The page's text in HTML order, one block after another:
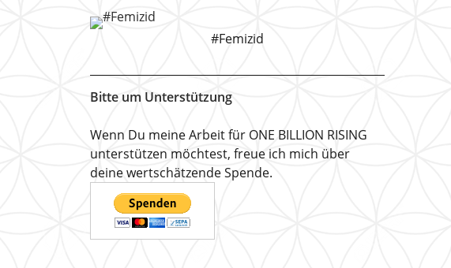
#Femizid
Bitte um Unterstützung
Wenn Du meine Arbeit für ONE BILLION RISING
unterstützen möchtest, freue ich mich über
deine wertschätzende Spende.